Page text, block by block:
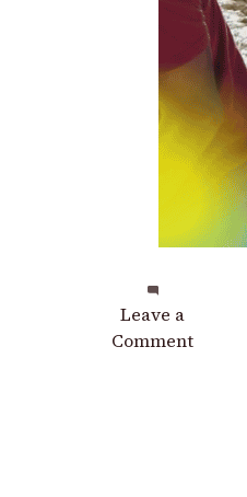
Leave a
Comment
on
Tangan-